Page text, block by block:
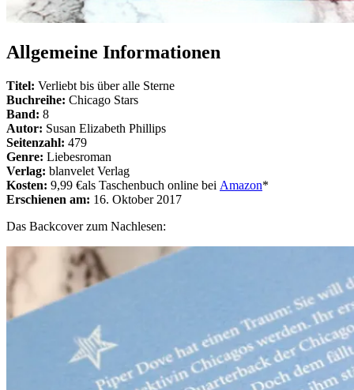
Allgemeine Informationen
Titel: Verliebt bis über alle Sterne
Buchreihe: Chicago Stars
Band: 8
Autor: Susan Elizabeth Phillips
Seitenzahl: 479
Genre: Liebesroman
Verlag: blanvelet Verlag
Kosten: 9,99 €als Taschenbuch online bei Amazon*
Erschienen am: 16. Oktober 2017
Das Backcover zum Nachlesen: